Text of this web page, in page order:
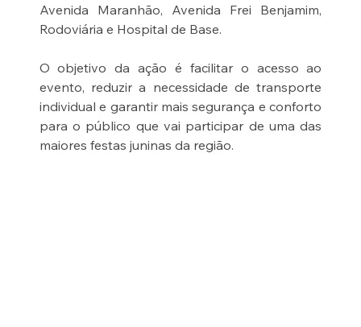
Avenida Maranhão, Avenida Frei Benjamim,
Rodoviária e Hospital de Base.
O objetivo da ação é facilitar o acesso ao
evento, reduzir a necessidade de transporte
individual e garantir mais segurança e conforto
para o público que vai participar de uma das
maiores festas juninas da região.